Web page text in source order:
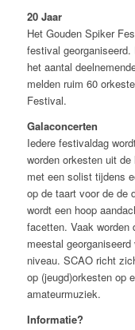
20 Jaar
Het Gouden Spiker
festival
het aantal
melden ruim 60
Festival.
Galaconcerten
Iedere festivaldag
worden orkesten uit
met een solist tijdens
op de taart voor de de
wordt een hoop
facetten. Vaak
meestal
niveau. SCAO richt
op (jeugd)orkesten op
amateurmuziek.
Informatie?